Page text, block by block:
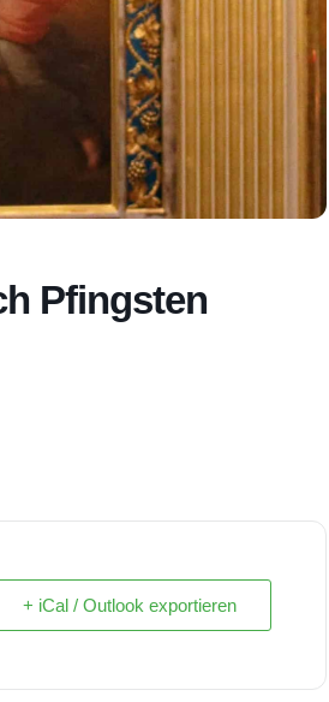
Pfingsten
+ iCal / Outlook exportieren